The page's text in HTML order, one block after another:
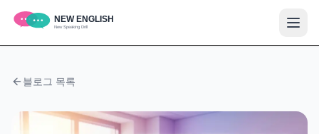
블로그 목록